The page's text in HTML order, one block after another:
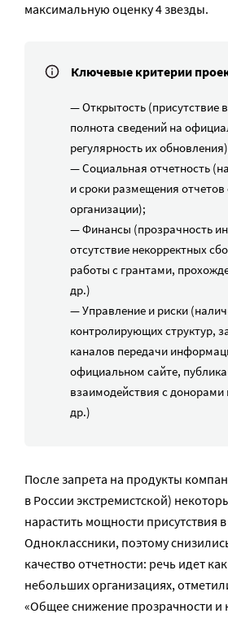
максимальную оценку 4 звезды.
Ключевые критерии
— Открытость (присутствие
полнота сведений на
регулярность их
— Социальная отчетность
и сроки размещения отчетов
организации);
— Финансы (прозрачность
отсутствие некорректных
работы с грантами,
др.)
— Управление и риски
контролирующих структур,
каналов передачи
официальном сайте,
взаимодействия с
др.)
После запрета на продукты
в России экстремистской)
нарастить мощности присутствия в
Одноклассники, поэтому
качество отчетности: речь идет
небольших организациях,
«Общее снижение прозрачности и